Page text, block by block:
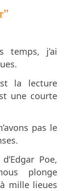
temps, j’ai
la lecture
une courte
pas le
Poe,
plonge
mille lieues